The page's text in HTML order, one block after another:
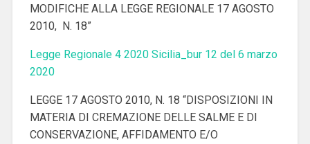
MODIFICHE ALLA LEGGE REGIONALE 17 AGOSTO
2010, N. 18”
Legge Regionale 4 2020 Sicilia_bur 12 del 6 marzo
2020
LEGGE 17 AGOSTO 2010, N. 18 “DISPOSIZIONI IN
MATERIA DI CREMAZIONE DELLE SALME E DI
CONSERVAZIONE, AFFIDAMENTO E/O